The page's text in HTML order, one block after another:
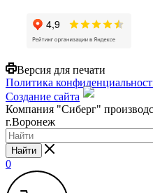
Версия для печати
Политика
Создание сайта
Компания "Сиберг"
г.Воронеж
Найти
0